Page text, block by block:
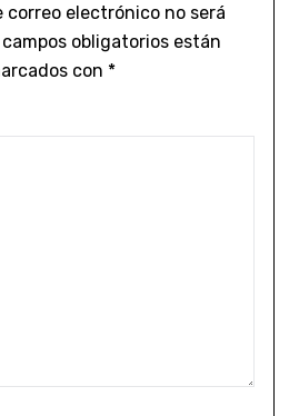
correo electrónico no será
campos obligatorios están
con *